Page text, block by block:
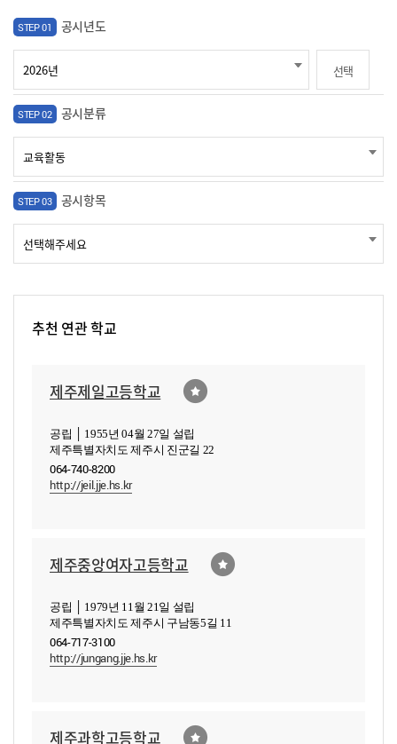
STEP 01 공시년도
선택
STEP 02 공시분류
STEP 03 공시항목
추천 연관 학교
제주제일고등학교
공립 │ 1955년 04월 27일 설립
제주특별자치도 제주시 진군길 22
064-740-8200
http://jeil.jje.hs.kr
제주중앙여자고등학교
공립 │ 1979년 11월 21일 설립
제주특별자치도 제주시 구남동5길 11
064-717-3100
http://jungang.jje.hs.kr
제주과학고등학교